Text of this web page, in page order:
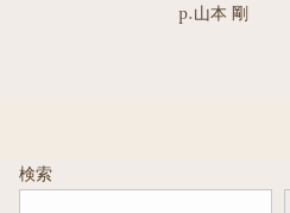
p.山本 剛
検索